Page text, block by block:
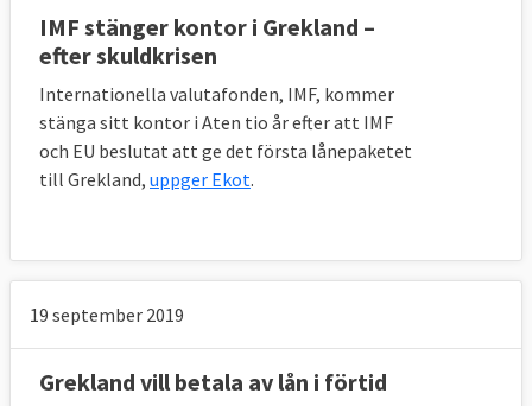
krislån
EU
IMF
1,7
Sverige*, Danmark, Norge,
Världsbanken
0,4
Europeiska banken för
utveckling (EBRD)
IMF stänger kontor i Grekland –
efter skuldkrisen
Internationella valutafonden, IMF, kommer
stänga sitt kontor i Aten tio år efter att IMF
och EU beslutat att ge det första lånepaketet
till Grekland, uppger Ekot.
19 september 2019
Grekland vill betala av lån i förtid